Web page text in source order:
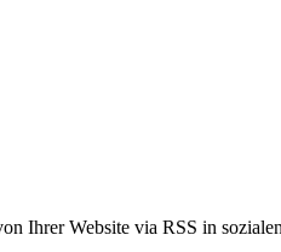
Ihrer Website via RSS in